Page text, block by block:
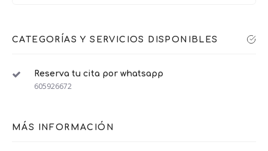
CATEGORÍAS Y SERVICIOS DISPONIBLES
Reserva tu cita por whatsapp
605926672
MÁS INFORMACIÓN